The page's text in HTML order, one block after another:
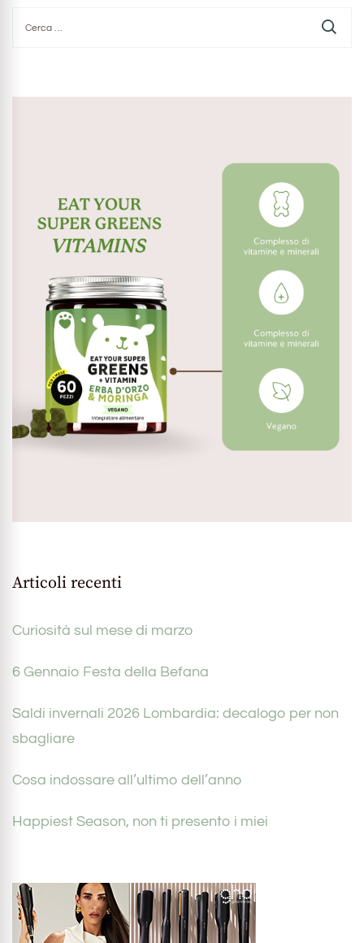
per:
Articoli recenti
Curiosità sul mese di marzo
6 Gennaio Festa della Befana
Saldi invernali 2026 Lombardia: decalogo per non
sbagliare
Cosa indossare all’ultimo dell’anno
Happiest Season, non ti presento i miei